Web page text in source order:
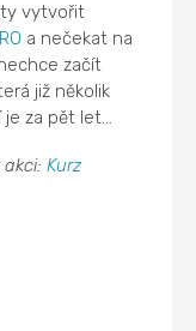
vytvořit
a nečekat na
začít
již několik
za pět let...
akci:Kurz